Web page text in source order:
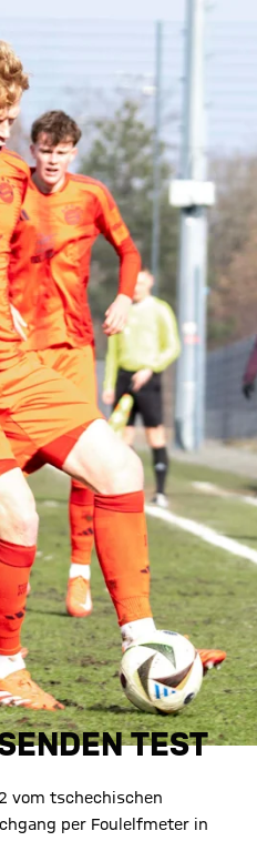
TEST
vom tschechischen
per Foulelfmeter in